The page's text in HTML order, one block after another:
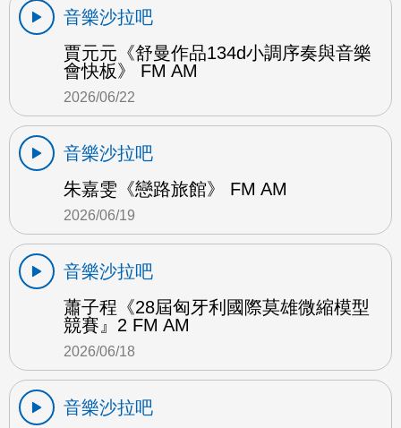
音樂沙拉吧
賈元元《舒曼作品134d小調序奏與音樂
會快板》 FM AM
2026/06/22
音樂沙拉吧
朱嘉雯《戀路旅館》 FM AM
2026/06/19
音樂沙拉吧
蕭子程《28屆匈牙利國際莫雄微縮模型
競賽』2 FM AM
2026/06/18
音樂沙拉吧